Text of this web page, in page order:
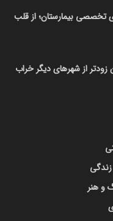
بیمارستان؛ از قلب
از شهرهای دیگر خراب
و هنر